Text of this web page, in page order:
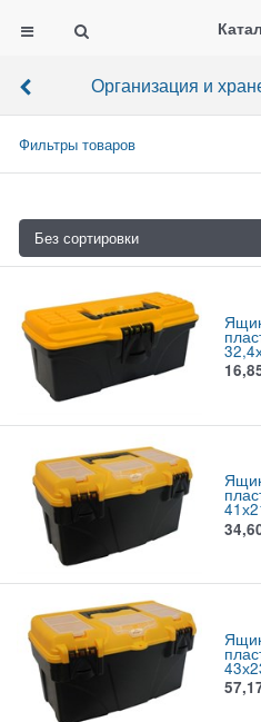
Организация и
Фильтры товаров